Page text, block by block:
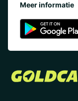
Meer informatie